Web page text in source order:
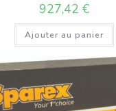
927,42 €
Ajouter au panier